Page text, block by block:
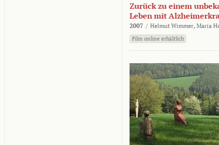
Zurück zu einem
Leben mit
2007 / Helmut Wimmer, Maria
Film online erhältlich